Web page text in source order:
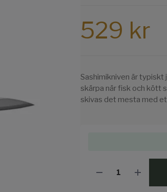
529 kr
Sashimikniven är typiskt
skärpa när fisk och kött
skivas det mesta med